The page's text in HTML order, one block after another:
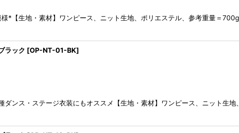
*【生地・素材】ワンピース、ニット生地、ポリエステル、参考重量＝
ラック [OP-NT-01-BK]
ダンス・ステージ衣装にもオススメ【生地・素材】ワンピース、ニット生